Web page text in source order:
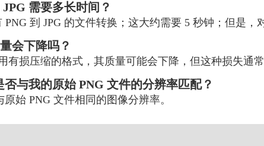
需要多长时间？
到 JPG 的文件转换；这大约需要 5 秒钟；但是，
会下降吗？
有损压缩的格式，其质量可能会下降，但这种损失通
与我的原始 PNG 文件的分辨率匹配？
始 PNG 文件相同的图像分辨率。